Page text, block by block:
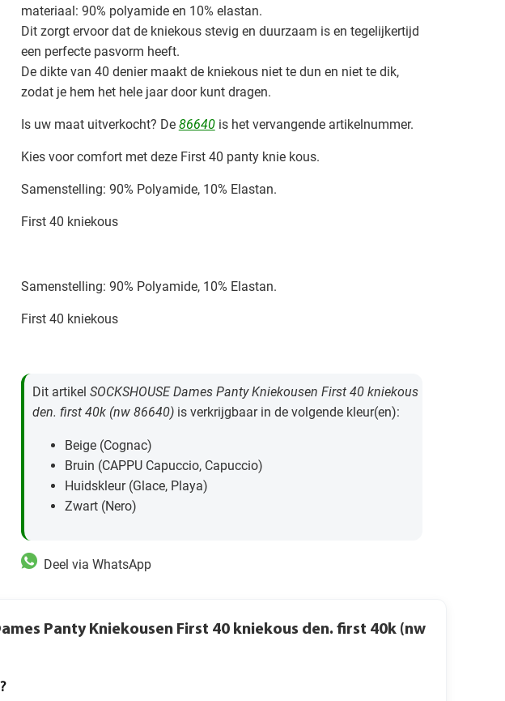
materiaal: 90% polyamide en 10% elastan.
Dit zorgt ervoor dat de kniekous stevig en duurzaam is en tegelijkertijd
een perfecte pasvorm heeft.
De dikte van 40 denier maakt de kniekous niet te dun en niet te dik,
zodat je hem het hele jaar door kunt dragen.
Is uw maat uitverkocht? De 86640is het vervangende artikelnummer.
Kies voor comfort met deze First 40 panty knie kous.
Samenstelling: 90% Polyamide, 10% Elastan.
First 40 kniekous
Samenstelling: 90% Polyamide, 10% Elastan.
First 40 kniekous
Dit artikel SOCKSHOUSE Dames Panty Kniekousen First 40 kniekous
den. first 40k (nw 86640) is verkrijgbaar in de volgende kleur(en):
Beige (Cognac)
Bruin (CAPPU Capuccio, Capuccio)
Huidskleur (Glace, Playa)
Zwart (Nero)
Deel via WhatsApp
Panty Kniekousen First 40 kniekous den. first 40k (nw